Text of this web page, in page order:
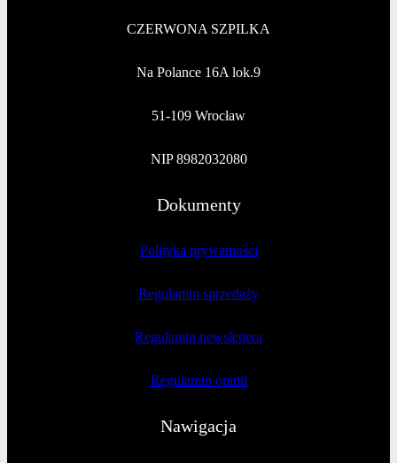
CZERWONA SZPILKA
Na Polance 16A lok.9
51-109 Wrocław
NIP 8982032080
Dokumenty
Polityka prywatności
Regulamin sprzedaży
Regulamin newslettera
Regulamin opinii
Nawigacja